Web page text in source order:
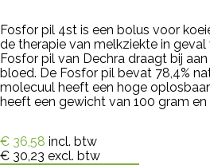
Fosfor pil 4st is een bolus voor
de therapie van melkziekte in
Fosfor pil van Dechra draagt bij
bloed. De Fosfor pil bevat 78,4%
molecuul heeft een hoge
heeft een gewicht van 100 gram
€ 36,58 incl. btw
€ 30,23 excl. btw